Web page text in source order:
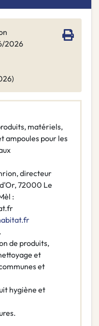
2026
matériels,
ampoules pour les
directeur
72000 Le
:
de produits,
et
et
hygiène et